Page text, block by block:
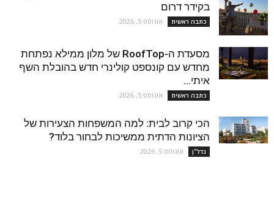
בקידר דרום
כתבה ראשית אוגוסט 5, 2026
מסעדת ה-RoofTop של מלון ממילא נפתחת
מחדש עם קונספט קולינרי חדש בהובלת השף
איתי...
כתבה ראשית אוגוסט 5, 2026
הכי קרוב לבית: למה המשפחות הצעירות של
הציונות הדתית ממשיכות לבחור בלוד?
נדל''ן אוגוסט 5, 2026